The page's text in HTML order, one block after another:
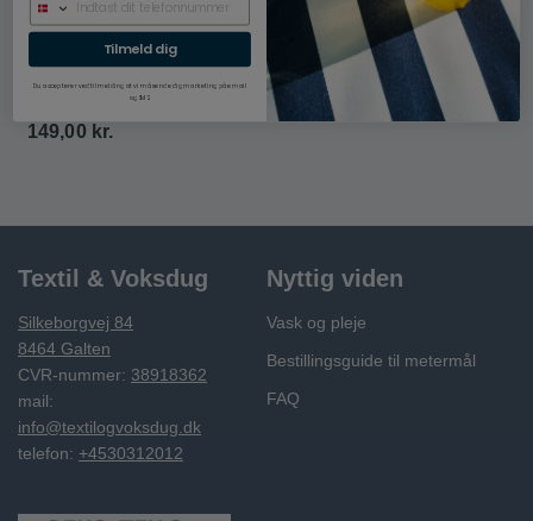
Bordløber, imiteret
læder raw grå, 45 x 140
149,00 kr.
Textil & Voksdug
Silkeborgvej 84
8464 Galten
CVR-nummer: 38918362
mail:
info@textilogvoksdug.dk
telefon: +4530312012
Nyttig viden
Vask og pleje
Bestillingsguide til metermål
FAQ
Tilmeld dig
Du accepterer ved tilmelding at vi må sende dig marketing på email
og SMS.